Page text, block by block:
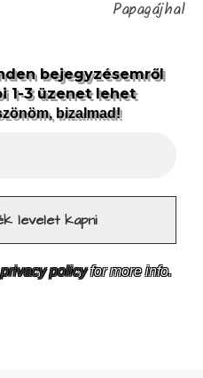
Papagájhal
bejegyzésemről
1-3 üzenet lehet
bizalmad!
privacy policyfor more info.